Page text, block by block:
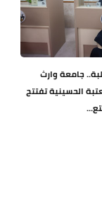
جامعة وارث
الحسينية تفتتح